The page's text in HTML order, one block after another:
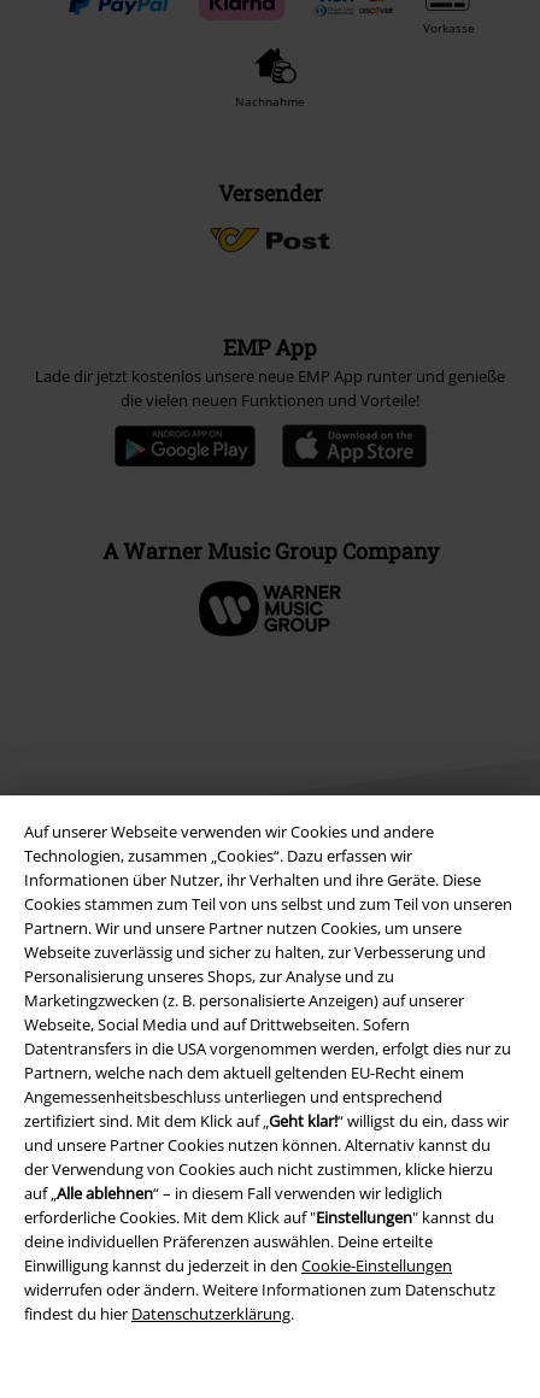
Auf unserer Webseite verwenden wir Cookies und andere
Technologien, zusammen „Cookies“. Dazu erfassen wir
Informationen über Nutzer, ihr Verhalten und ihre Geräte. Diese
Cookies stammen zum Teil von uns selbst und zum Teil von unseren
Partnern. Wir und unsere Partner nutzen Cookies, um unsere
Webseite zuverlässig und sicher zu halten, zur Verbesserung und
Personalisierung unseres Shops, zur Analyse und zu
Marketingzwecken (z. B. personalisierte Anzeigen) auf unserer
Webseite, Social Media und auf Drittwebseiten. Sofern
Datentransfers in die USA vorgenommen werden, erfolgt dies nur zu
Partnern, welche nach dem aktuell geltenden EU-Recht einem
Angemessenheitsbeschluss unterliegen und entsprechend
zertifiziert sind. Mit dem Klick auf „Geht klar!“ willigst du ein, dass wir
und unsere Partner Cookies nutzen können. Alternativ kannst du
der Verwendung von Cookies auch nicht zustimmen, klicke hierzu
auf „Alle ablehnen“ – in diesem Fall verwenden wir lediglich
erforderliche Cookies. Mit dem Klick auf "Einstellungen" kannst du
deine individuellen Präferenzen auswählen. Deine erteilte
Einwilligung kannst du jederzeit in den Cookie-Einstellungen
widerrufen oder ändern. Weitere Informationen zum Datenschutz
findest du hier Datenschutzerklärung.
Vorkasse
Nachnahme
Versender
EMP App
Lade dir jetzt kostenlos unsere neue EMP App runter und genieße
die vielen neuen Funktionen und Vorteile!
A Warner Music Group Company
Rechtliches
AGB
Impressum
Datenschutz
Entsorgung und Umweltschutz
Konformitätserklärung
Information zur Barrierefreiheit
Cookie-Einstellungen
Vertrag widerrufen